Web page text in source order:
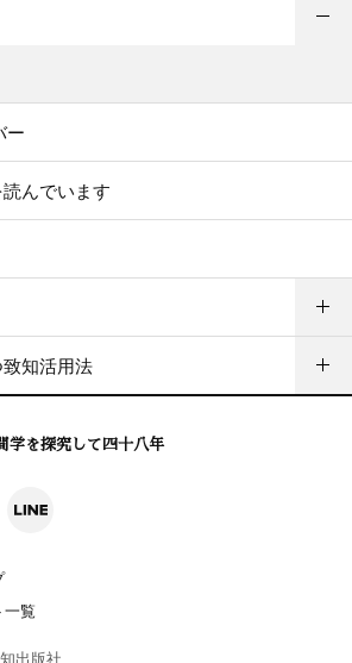
ー
んでいます
知活用法
学を探究して四十八年
一覧
出版社